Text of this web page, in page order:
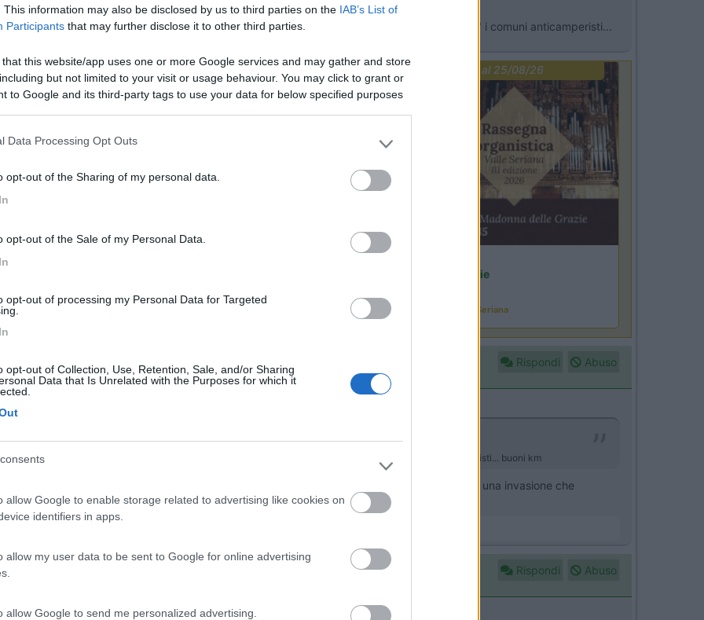
This information may also be disclosed by us to third parties on the IAB’s List of
Participants that may further disclose it to other third parties.
that this website/app uses one or more Google services and may gather and store
but not limited to your visit or usage behaviour. You may click to grant or
to Google and its third-party tags to use your data for below specified purposes
Data Processing Opt Outs
opt-out of the Sharing of my personal data.
opt-out of the Sale of my Personal Data.
opt-out of processing my Personal Data for Targeted
opt-out of Collection, Use, Retention, Sale, and/or Sharing
Data that Is Unrelated with the Purposes for which it
allow Google to enable storage related to advertising like cookies on
identifiers in apps.
allow my user data to be sent to Google for online advertising
allow Google to send me personalized advertising.
copia della tua lettera anche al coordinamento camperisti italiani, si occupano di "redimere" i comuni anticamperisti...
PROMO fino al 11/08/26
Incontri con il teatro
fino al 25/08/26
Lombardia
Area Sosta Camper Orobie
Rassegna organistica della val Seriana
Rispondi Abuso
della tua lettera anche al coordinamento camperisti italiani, si occupano di redimere i comuni anticamperisti... buoni km
che in quel borgo non vadano piu di dieci camper ,( anche meno) in caso contrario sarebbe una invasione che
un intervento della nota associazione sia la soluzione migliore ,anzi
Rispondi Abuso